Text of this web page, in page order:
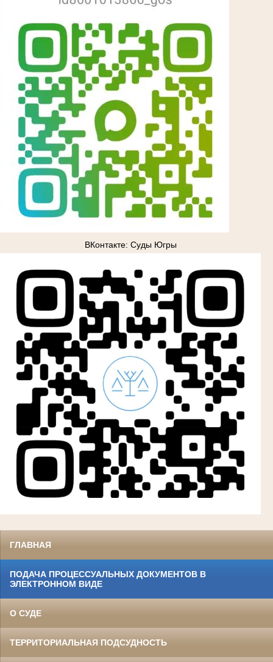
ВКонтакте: Суды Югры
ГЛАВНАЯ
ПОДАЧА ПРОЦЕССУАЛЬНЫХ ДОКУМЕНТОВ В
ЭЛЕКТРОННОМ ВИДЕ
О СУДЕ
ТЕРРИТОРИАЛЬНАЯ ПОДСУДНОСТЬ